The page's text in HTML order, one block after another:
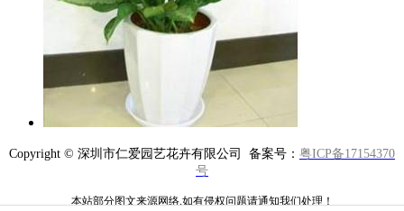
Copyright © 深圳市仁爱园艺花卉有限公司 备案号： 粤ICP备17154370
号
本站部分图文来源网络,如有侵权问题请通知我们处理！